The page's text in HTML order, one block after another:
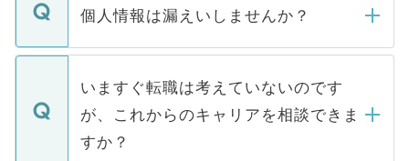
■応募殺到を避けるため 人気のある医療機
関を公にしてしまうと、応募が殺到する場
に、医療機関が求める条件に合った人材の
みを人材紹介会社に依頼するケースが増え
ています。
ん。また、仮に応募先から内定をいただい
定を承諾する必要はありません。内定先へ
の辞退の連絡はキャリアパートナーが行い
ますので、ご安心ください。
個人情報は漏えいしませんか？
個人情報が漏えいすることはありませんの
で、ご安心ください。当サイトからの登録
などで収集したご登録者様の個人情報は、
ご本人のキャリアアップおよび転職活動の
支援を目的に使用いたします。お預かりし
いますぐ転職は考えていないのです
が、これからのキャリアを相談できま
すか？